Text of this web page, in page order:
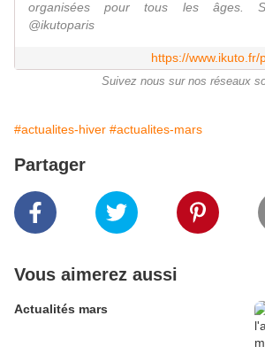
organisées pour tous les âges.
@ikutoparis
https://
Suivez nous sur nos réseaux
#actualites-hiver #actualites-mars
Partager
Vous aimerez aussi
Actualités mars